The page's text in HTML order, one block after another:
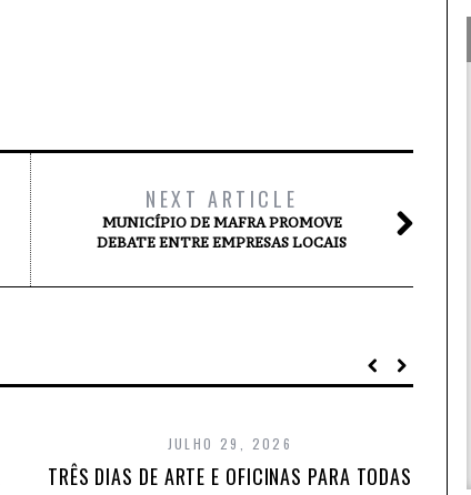
NEXT ARTICLE
MUNICÍPIO DE MAFRA PROMOVE
DEBATE ENTRE EMPRESAS LOCAIS
JULHO 29, 2026
TRÊS DIAS DE ARTE E OFICINAS PARA TODAS